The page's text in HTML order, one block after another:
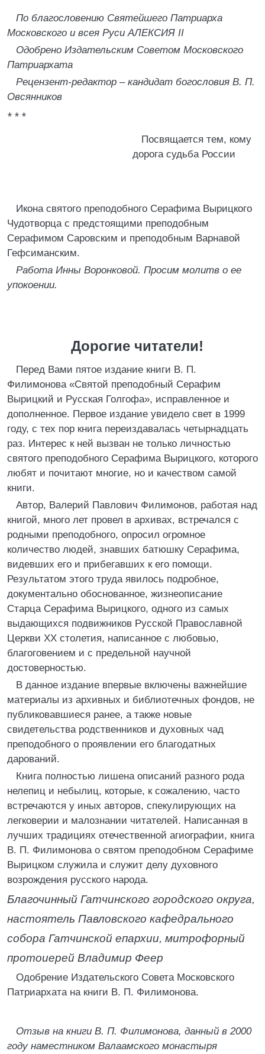
По благословению Святейшего Патриарха
Московского и всея Руси АЛЕКСИЯ II
Одобрено Издательским Советом Московского
Патриархата
Рецензент-редактор – кандидат богословия В. П.
Овсянников
* * *
Посвящается тем, кому
дорога судьба России
Икона святого преподобного Серафима Вырицкого
Чудотворца с предстоящими преподобным
Серафимом Саровским и преподобным Варнавой
Гефсиманским.
Работа Инны Воронковой. Просим молитв о ее
упокоении.
Дорогие читатели!
Перед Вами пятое издание книги В. П.
Филимонова «Святой преподобный Серафим
Вырицкий и Русская Голгофа», исправленное и
дополненное. Первое издание увидело свет в 1999
году, с тех пор книга переиздавалась четырнадцать
раз. Интерес к ней вызван не только личностью
святого преподобного Серафима Вырицкого, которого
любят и почитают многие, но и качеством самой
книги.
Автор, Валерий Павлович Филимонов, работая над
книгой, много лет провел в архивах, встречался с
родными преподобного, опросил огромное
количество людей, знавших батюшку Серафима,
видевших его и прибегавших к его помощи.
Результатом этого труда явилось подробное,
документально обоснованное, жизнеописание
Старца Серафима Вырицкого, одного из самых
выдающихся подвижников Русской Православной
Церкви XX столетия, написанное с любовью,
благоговением и с предельной научной
достоверностью.
В данное издание впервые включены важнейшие
материалы из архивных и библиотечных фондов, не
публиковавшиеся ранее, а также новые
свидетельства родственников и духовных чад
преподобного о проявлении его благодатных
дарований.
Книга полностью лишена описаний разного рода
нелепиц и небылиц, которые, к сожалению, часто
встречаются у иных авторов, спекулирующих на
легковерии и малознании читателей. Написанная в
лучших традициях отечественной агиографии, книга
В. П. Филимонова о святом преподобном Серафиме
Вырицком служила и служит делу духовного
возрождения русского народа.
Благочинный Гатчинского городского округа,
настоятель Павловского кафедрального
собора Гатчинской епархии, митрофорный
протоиерей Владимир Феер
Одобрение Издательского Совета Московского
Патриархата на книги В. П. Филимонова.
Отзыв на книги В. П. Филимонова, данный в 2000
году наместником Валаамского монастыря